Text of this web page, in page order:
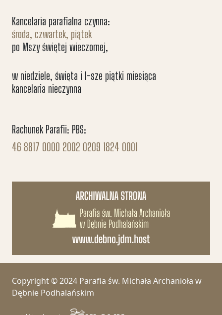
Kancelaria parafialna czynna:
środa, czwartek, piątek
po Mszy świętej wieczornej,
w niedziele, święta i I-sze piątki miesiąca
kancelaria nieczynna
Rachunek Parafii: PBS:
46 8817 0000 2002 0209 1824 0001
Copyright © 2024 Parafia św. Michała Archanioła w
Dębnie Podhalańskim